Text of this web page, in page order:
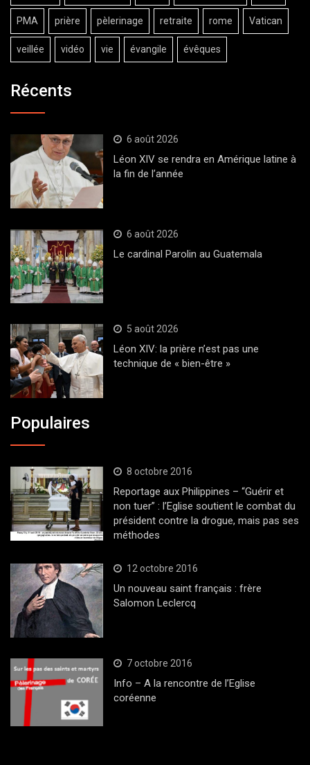
PMA prière pèlerinage retraite rome Vatican
veillée vidéo vie évangile évêques
Récents
6 août 2026
Léon XIV se rendra en Amérique latine à
la fin de l’année
6 août 2026
Le cardinal Parolin au Guatemala
5 août 2026
Léon XIV: la prière n’est pas une
technique de « bien-être »
Populaires
8 octobre 2016
Reportage aux Philippines – “Guérir et
non tuer” : l’Eglise soutient le combat du
président contre la drogue, mais pas ses
méthodes
12 octobre 2016
Un nouveau saint français : frère
Salomon Leclercq
7 octobre 2016
Info – A la rencontre de l’Eglise
coréenne